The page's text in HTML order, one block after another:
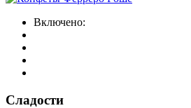
Включено:
Сладости